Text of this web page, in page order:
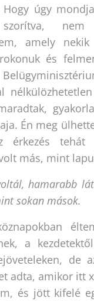
úgy
amely
és
Én meg
tehát
más, mint
hamarabb
sokan mások.
a
de
adta, amikor itt
és jött kifelé